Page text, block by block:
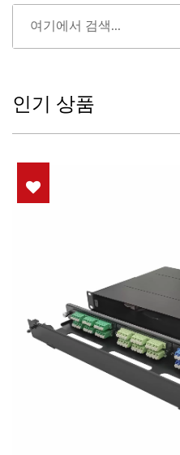
인기 상품